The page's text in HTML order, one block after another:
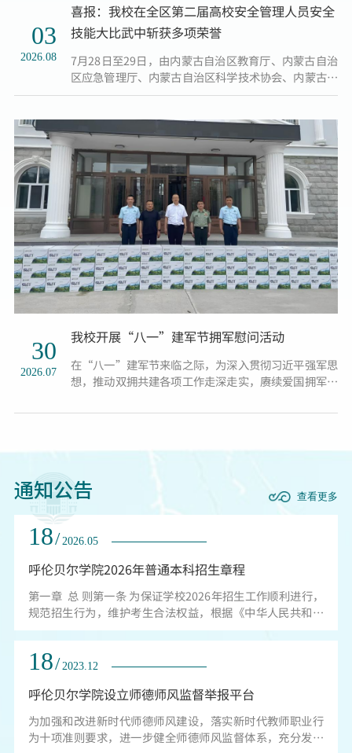
03
2026.08
喜报：我校在全区第二届高校安全管理人员安全
技能大比武中斩获多项荣誉
7月28日至29日，由内蒙古自治区教育厅、内蒙古自治
区应急管理厅、内蒙古自治区科学技术协会、内蒙古自
治区消防救援总队、内蒙古自治区地震局五部门联合主
员安全技能大比武在通辽市顺利举办。来自全区34所高
校的151名参赛选手同台比拼，我校参赛代表队荣获安
全知识竞赛单项二等奖，学校获评优秀组织奖。本届大
比武以“以赛砺技强本领 师生同心护校园”为主题，共
设置安全知识竞...
30
2026.07
我校开展“八一”建军节拥军慰问活动
在“八一”建军节来临之际，为深入贯彻习近平强军思
想，推动双拥共建各项工作走深走实，赓续爱国拥军、
展“八一”拥军走访慰问活动。校党委副书记张宏天带
代表学校向武警呼伦贝尔支队全体官兵、海拉尔区人民
武装部全体干部致以...
通知公告
18/ 2026.05
呼伦贝尔学院2026年普通本科招生章程
第一章 总 则第一条 为保证学校2026年招生工作顺利进行，
规范招生行为，维护考生合法权益，根据《中华人民共和国
教育法》《中华人民共和国高等教育法》等相关法律及《教
育部关于做好2026年普通高校招生工作的通知》等有关规
定，结合学校招生工作实际情况，特制定本章程。第二条 呼
定的年限内达到所学专业毕业要求的本科毕业生，颁发呼伦
18/ 2023.12
呼伦贝尔学院设立师德师风监督举报平台
为加强和改进新时代师德师风建设，落实新时代教师职业行
为十项准则要求，进一步健全师德师风监督体系，充分发挥
查看更多